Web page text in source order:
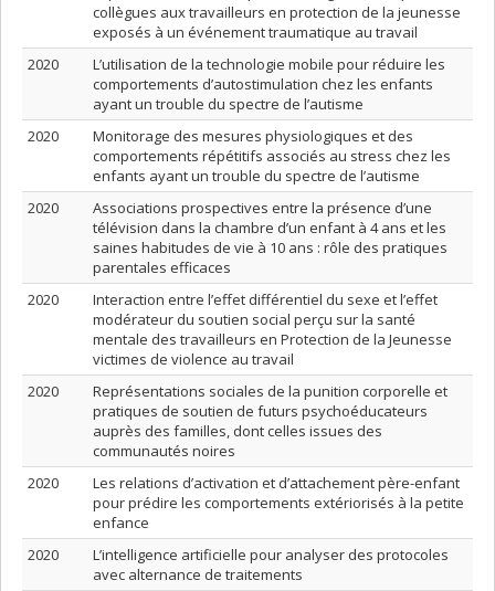
collègues aux travailleurs en protection de la jeunesse
exposés à un événement traumatique au travail
2020
L’utilisation de la technologie mobile pour réduire les
comportements d’autostimulation chez les enfants
ayant un trouble du spectre de l’autisme
2020
Monitorage des mesures physiologiques et des
comportements répétitifs associés au stress chez les
enfants ayant un trouble du spectre de l’autisme
2020
Associations prospectives entre la présence d’une
télévision dans la chambre d’un enfant à 4 ans et les
saines habitudes de vie à 10 ans : rôle des pratiques
parentales efficaces
2020
Interaction entre l’effet différentiel du sexe et l’effet
modérateur du soutien social perçu sur la santé
mentale des travailleurs en Protection de la Jeunesse
victimes de violence au travail
2020
Représentations sociales de la punition corporelle et
pratiques de soutien de futurs psychoéducateurs
auprès des familles, dont celles issues des
communautés noires
2020
Les relations d’activation et d’attachement père-enfant
pour prédire les comportements extériorisés à la petite
enfance
2020
L’intelligence artificielle pour analyser des protocoles
avec alternance de traitements